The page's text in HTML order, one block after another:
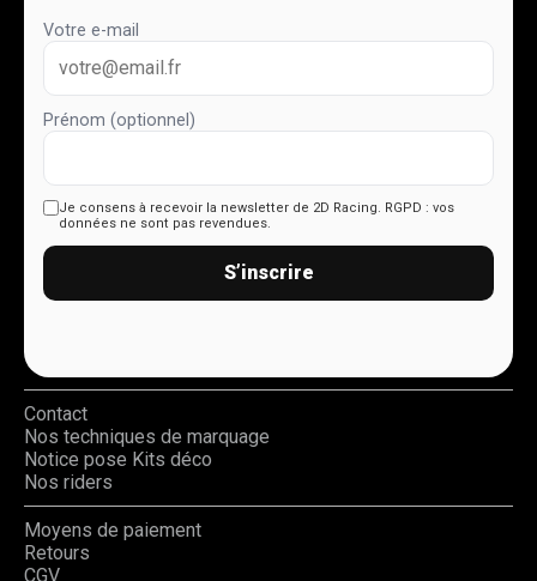
Votre e-mail
Prénom (optionnel)
Je consens à recevoir la newsletter de 2D Racing. RGPD : vos
données ne sont pas revendues.
S’inscrire
Contact
Nos techniques de marquage
Notice pose Kits déco
Nos riders
Moyens de paiement
Retours
CGV